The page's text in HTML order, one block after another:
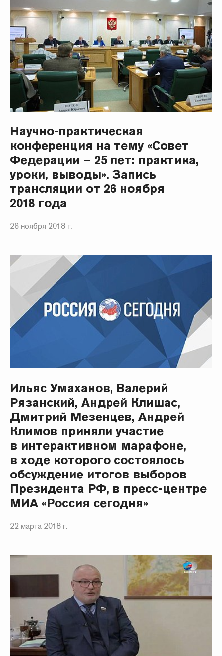
Научно-практическая
конференция на тему «Совет
Федерации – 25 лет: практика,
уроки, выводы». Запись
трансляции от 26 ноября
2018 года
26 ноября 2018 г.
Ильяс Умаханов, Валерий
Рязанский, Андрей Клишас,
Дмитрий Мезенцев, Андрей
Климов приняли участие
в интерактивном марафоне,
в ходе которого состоялось
обсуждение итогов выборов
Президента РФ, в пресс-центре
МИА «Россия сегодня»
22 марта 2018 г.